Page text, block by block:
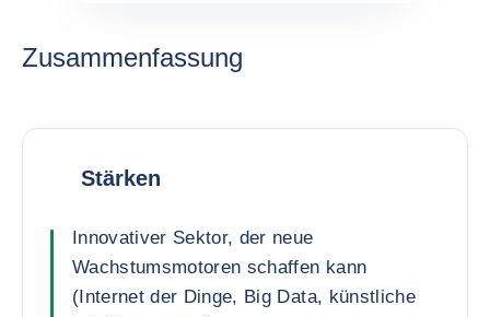
Zusammenfassung
Stärken
Innovativer Sektor, der neue
Wachstumsmotoren schaffen kann
(Internet der Dinge, Big Data, künstliche